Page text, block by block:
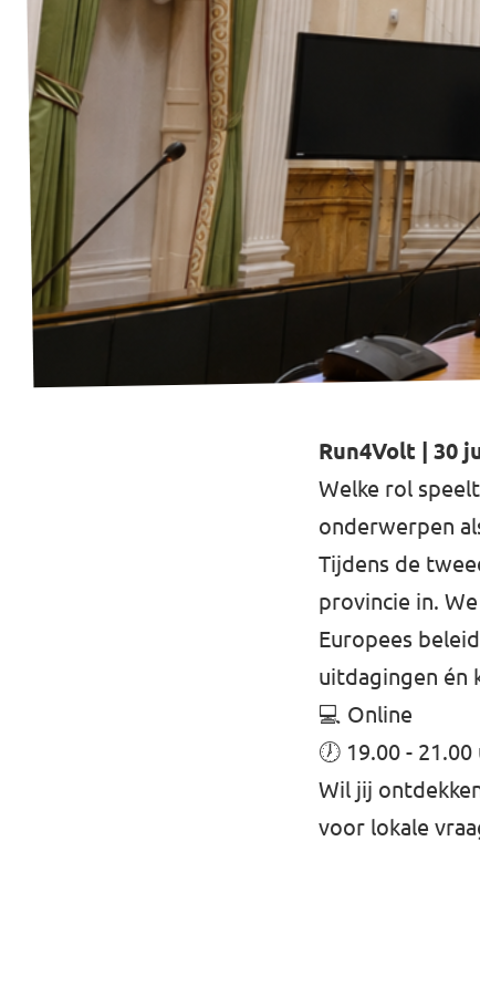
Run4Volt | 30
Welke rol
onderwerpen
Tijdens de
provincie in.
Europees
uitdagingen én
💻 Online
🕖 19.00 - 21.00
Wil jij
voor lokale